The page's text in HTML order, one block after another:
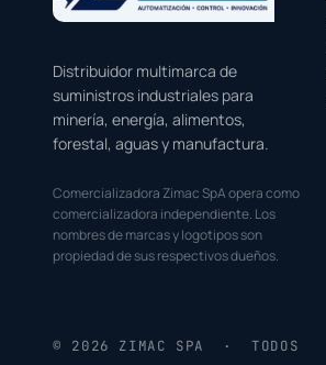
Distribuidor multimarca de
suministros industriales para
minería, energía, alimentos,
forestal, aguas y manufactura.
Comercializadora Zimac SpA opera como
comercializadora independiente. Los
nombres de marcas y logotipos son
propiedad de sus respectivos dueños.
© 2026 ZIMAC SPA · TODOS